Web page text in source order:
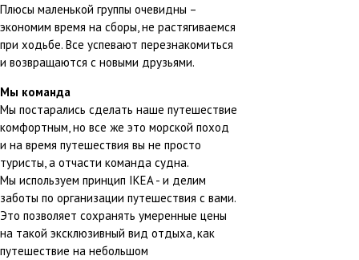
Плюсы маленькой группы очевидны –
экономим время на сборы, не растягиваемся
при ходьбе. Все успевают перезнакомиться
и возвращаются с новыми друзьями.
Мы команда
Мы постарались сделать наше путешествие
комфортным, но все же это морской поход
и на время путешествия вы не просто
туристы, а отчасти команда судна.
Мы используем принцип IKEA - и делим
заботы по организации путешествия с вами.
Это позволяет сохранять умеренные цены
на такой эксклюзивный вид отдыха, как
путешествие на небольшом